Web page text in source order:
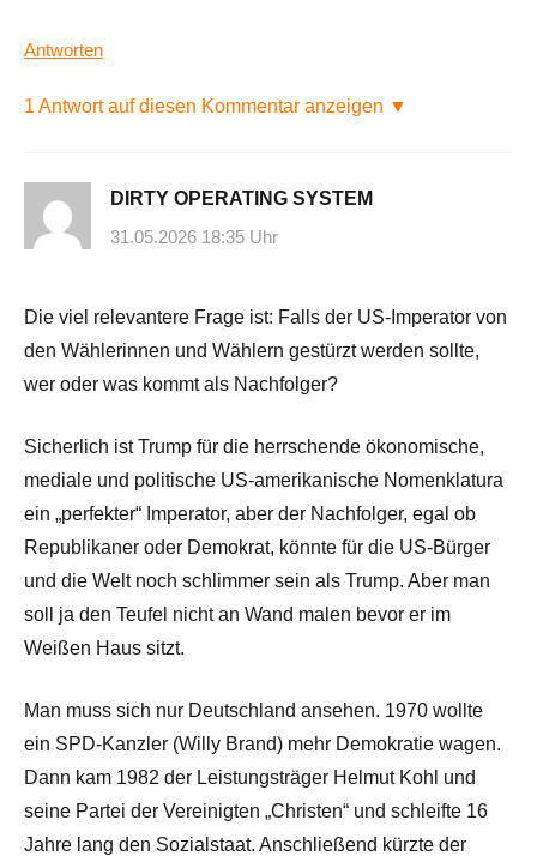
Antworten
1 Antwort auf diesen Kommentar anzeigen ▼
DIRTY OPERATING SYSTEM
31.05.2026 18:35 Uhr
Die viel relevantere Frage ist: Falls der US-Imperator von
den Wählerinnen und Wählern gestürzt werden sollte,
wer oder was kommt als Nachfolger?
Sicherlich ist Trump für die herrschende ökonomische,
mediale und politische US-amerikanische Nomenklatura
ein „perfekter“ Imperator, aber der Nachfolger, egal ob
Republikaner oder Demokrat, könnte für die US-Bürger
und die Welt noch schlimmer sein als Trump. Aber man
soll ja den Teufel nicht an Wand malen bevor er im
Weißen Haus sitzt.
Man muss sich nur Deutschland ansehen. 1970 wollte
ein SPD-Kanzler (Willy Brand) mehr Demokratie wagen.
Dann kam 1982 der Leistungsträger Helmut Kohl und
seine Partei der Vereinigten „Christen“ und schleifte 16
Jahre lang den Sozialstaat. Anschließend kürzte der